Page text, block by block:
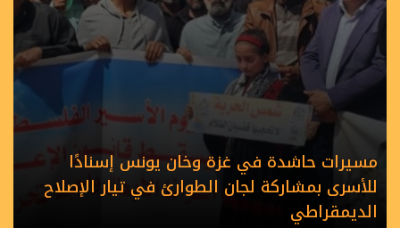
مسيرات حاشدة في غزة وخان يونس إسنادًا
للأسرى بمشاركة لجان الطوارئ في تيار الإصلاح
الديمقراطي